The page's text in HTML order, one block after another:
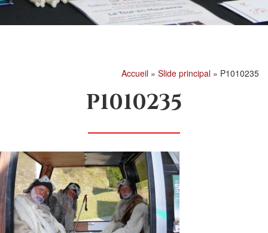
Accueil » Slide principal » P1010235
P1010235